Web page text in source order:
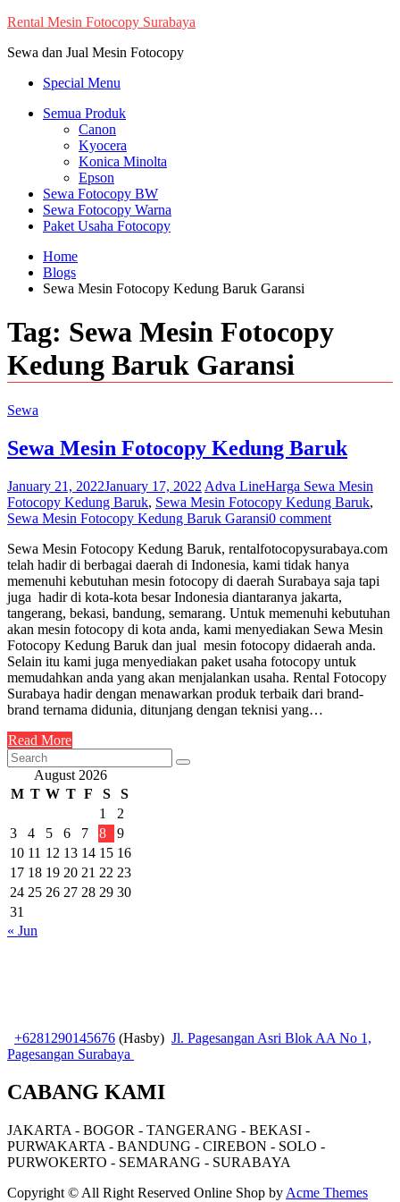
Skip
content
Rental Mesin Fotocopy Surabaya
Sewa dan Jual Mesin Fotocopy
Special Menu
Semua Produk
Canon
Kyocera
Konica Minolta
Epson
Sewa Fotocopy BW
Sewa Fotocopy Warna
Paket Usaha Fotocopy
Home
Blogs
Sewa Mesin Fotocopy Kedung Baruk Garansi
Tag: Sewa Mesin Fotocopy
Kedung Baruk Garansi
Sewa
Sewa Mesin Fotocopy Kedung Baruk
January 21, 2022January 17, 2022 Adva LineHarga Sewa Mesin
Fotocopy Kedung Baruk, Sewa Mesin Fotocopy Kedung Baruk,
Sewa Mesin Fotocopy Kedung Baruk Garansi0 comment
Sewa Mesin Fotocopy Kedung Baruk, rentalfotocopysurabaya.com
telah hadir di berbagai daerah di Indonesia, kami tidak hanya
memenuhi kebutuhan mesin fotocopy di daerah Surabaya saja tapi
juga hadir di kota-kota besar Indonesia diantaranya jakarta,
tangerang, bekasi, bandung, semarang. Untuk memenuhi kebutuhan
akan mesin fotocopy di kota anda, kami menyediakan Sewa Mesin
Fotocopy Kedung Baruk dan jual mesin fotocopy didaerah anda.
Selain itu kami juga menyediakan paket usaha fotocopy untuk
memudahkan anda yang akan menjalankan usaha. Rental Fotocopy
Surabaya hadir dengan menawarkan produk terbaik dari brand-
brand ternama didunia, ditunjang dengan teknisi yang…
Read More
August 2026
M T W T F S
S
1
2
3
4 5 6 7 8
9
10 11 12 13 14 15 16
17 18 19 20 21 22 23
24 25 26 27 28 29 30
31
« Jun
+6281290145676 (Hasby) Jl. Pagesangan Asri Blok AA No 1,
Pagesangan Surabaya
CABANG KAMI
JAKARTA - BOGOR - TANGERANG - BEKASI -
PURWAKARTA - BANDUNG - CIREBON - SOLO -
PURWOKERTO - SEMARANG - SURABAYA
Copyright © All Right Reserved Online Shop by Acme Themes